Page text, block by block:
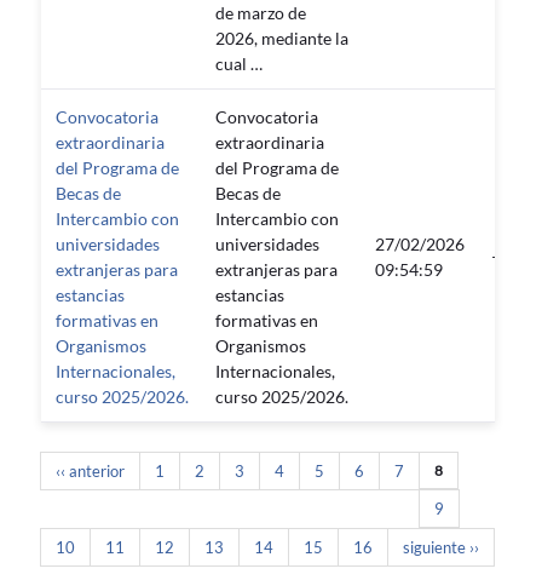
de marzo de
2026, mediante la
cual …
Convocatoria
extraordinaria
del Programa de
Becas de
Intercambio con
universidades
extranjeras para
estancias
formativas en
Organismos
Internacionales,
curso 2025/2026.
Convocatoria
extraordinaria
del Programa de
Becas de
Intercambio con
universidades
extranjeras para
estancias
formativas en
Organismos
Internacionales,
curso 2025/2026.
27/02/2026
09:54:59
—
‹‹ anterior 1 2 3 4 5 6 7 8
9
10
11 12 13 14 15 16 siguiente ››